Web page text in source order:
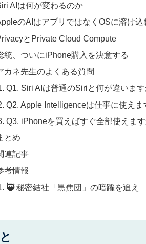
AIは何が変わるのか
のAIはアプリではなくOSに溶け込
とPrivate Cloud Compute
統、ついにiPhone購入を決意する
カネ先生のよくある質問
Q1. Siri AIは普通のSiriと何が違います
Q2. Apple Intelligenceは仕事に使えま
Q3. iPhoneを買えばすぐ全部使えます
とめ
連記事
考情報
🥷 秘密結社「黒焦団」の暗躍を追え